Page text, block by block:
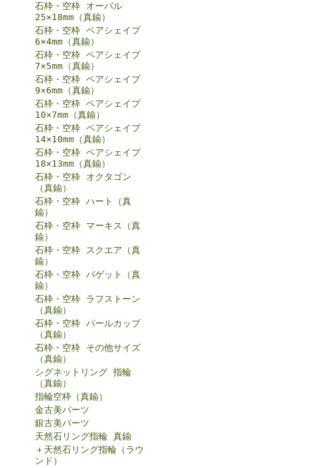
石枠・空枠 オーバル
25×18mm（真鍮）
石枠・空枠 ペアシェイプ
6×4mm（真鍮）
石枠・空枠 ペアシェイプ
7×5mm（真鍮）
石枠・空枠 ペアシェイプ
9×6mm（真鍮）
石枠・空枠 ペアシェイプ
10×7mm（真鍮）
石枠・空枠 ペアシェイプ
14×10mm（真鍮）
石枠・空枠 ペアシェイプ
18×13mm（真鍮）
石枠・空枠 オクタゴン
（真鍮）
石枠・空枠 ハート（真
鍮）
石枠・空枠 マーキス（真
鍮）
石枠・空枠 スクエア（真
鍮）
石枠・空枠 バゲット（真
鍮）
石枠・空枠 ラフストーン
（真鍮）
石枠・空枠 パールカップ
（真鍮）
石枠・空枠 その他サイズ
（真鍮）
シグネットリング 指輪
（真鍮）
指輪空枠（真鍮）
金古美パーツ
銀古美パーツ
天然石リング指輪 真鍮
＋天然石リング指輪（ラウ
ンド）